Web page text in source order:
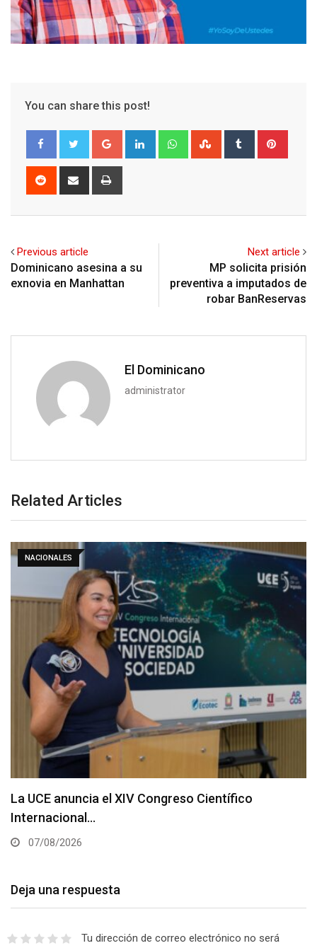
You can share this post!
Google+ LinkedIn WhatsappStumbleUpon
Tumblr
Reddit
Share
Previous article
Dominicano asesina a su
exnovia en Manhattan
Next article
MP solicita prisión
preventiva a imputados de
robar BanReservas
El Dominicano
administrator
Related Articles
NACIONALES
La UCE anuncia el XIV Congreso Científico
Internacional…
07/08/2026
Deja una respuesta
Tu dirección de correo electrónico no será